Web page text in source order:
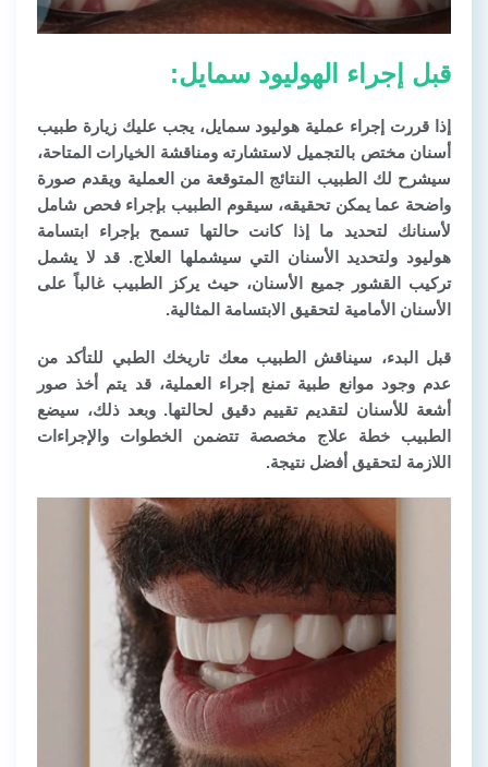
قبل إجراء الهوليود سمايل:
إذا قررت إجراء عملية هوليود سمايل، يجب عليك زيارة طبيب
أسنان مختص بالتجميل لاستشارته ومناقشة الخيارات المتاحة،
سيشرح لك الطبيب النتائج المتوقعة من العملية ويقدم صورة
واضحة عما يمكن تحقيقه، سيقوم الطبيب بإجراء فحص شامل
لأسنانك لتحديد ما إذا كانت حالتها تسمح بإجراء ابتسامة
هوليود ولتحديد الأسنان التي سيشملها العلاج. قد لا يشمل
تركيب القشور جميع الأسنان، حيث يركز الطبيب غالباً على
الأسنان الأمامية لتحقيق الابتسامة المثالية.
قبل البدء، سيناقش الطبيب معك تاريخك الطبي للتأكد من
عدم وجود موانع طبية تمنع إجراء العملية، قد يتم أخذ صور
أشعة للأسنان لتقديم تقييم دقيق لحالتها. وبعد ذلك، سيضع
الطبيب خطة علاج مخصصة تتضمن الخطوات والإجراءات
اللازمة لتحقيق أفضل نتيجة.